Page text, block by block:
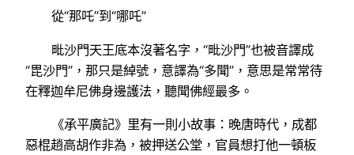
從“那吒”到“哪吒”
毗沙門天王底本沒著名字，“毗沙門”也被音譯成
“毘沙門”，那只是綽號，意譯為“多聞”，意思是常常待
在釋迦牟尼佛身邊護法，聽聞佛經最多。
《承平廣記》里有一則小故事：晚唐時代，成都
惡棍趙高胡作非為，被押送公堂，官員想打他一頓板